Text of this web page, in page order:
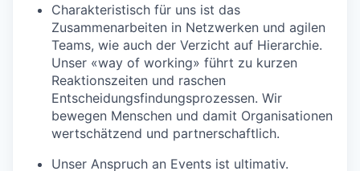
Charakteristisch für uns ist das
Zusammenarbeiten in Netzwerken und agilen
Teams, wie auch der Verzicht auf Hierarchie.
Unser «way of working» führt zu kurzen
Reaktionszeiten und raschen
Entscheidungsfindungsprozessen. Wir
bewegen Menschen und damit Organisationen
wertschätzend und partnerschaftlich.
Unser Anspruch an Events ist ultimativ.